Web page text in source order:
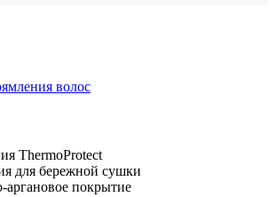
волос
ThermoProtect
для бережной сушки
аргановое покрытие